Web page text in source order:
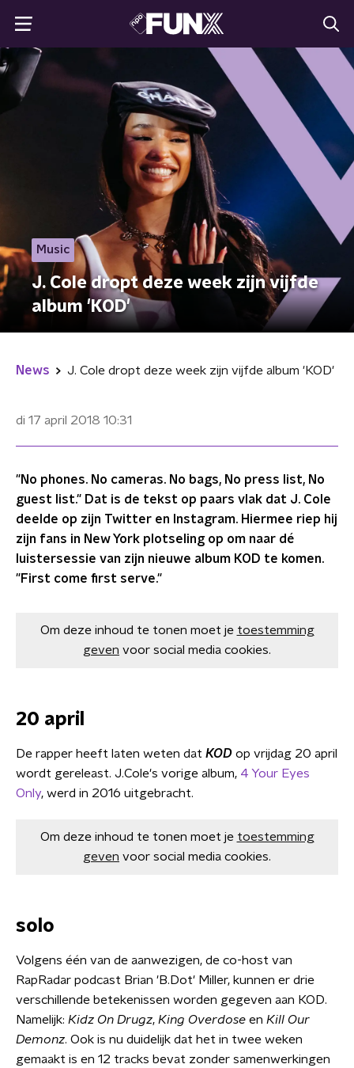
Music
J. Cole dropt deze week zijn vijfde
album 'KOD'
News J. Cole dropt deze week zijn vijfde album 'KOD'
di 17 april 2018 10:31
"No phones. No cameras. No bags, No press list, No
guest list." Dat is de tekst op paars vlak dat J. Cole
deelde op zijn Twitter en Instagram. Hiermee riep hij
zijn fans in New York plotseling op om naar dé
luistersessie van zijn nieuwe album KOD te komen.
"First come first serve."
Om deze inhoud te tonen moet je toestemming
geven voor social media cookies.
20 april
De rapper heeft laten weten dat KOD op vrijdag 20 april
wordt gereleast. J.Cole's vorige album, 4 Your Eyes
Only, werd in 2016 uitgebracht.
Om deze inhoud te tonen moet je toestemming
geven voor social media cookies.
solo
Volgens één van de aanwezigen, de co-host van
RapRadar podcast Brian 'B.Dot' Miller, kunnen er drie
verschillende betekenissen worden gegeven aan KOD.
Namelijk: Kidz On Drugz, King Overdose en Kill Our
Demonz. Ook is nu duidelijk dat het in twee weken
gemaakt is en 12 tracks bevat zonder samenwerkingen